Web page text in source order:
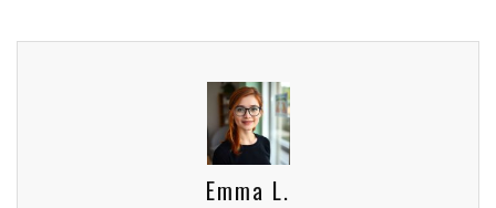
Emma L.